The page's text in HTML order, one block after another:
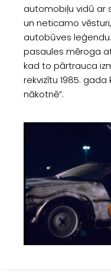
automobiļu vidū ar
un neticamo
autobūves
pasaules mēroga
kad to pārtrauca
rekvizītu 1985.
nākotnē”.